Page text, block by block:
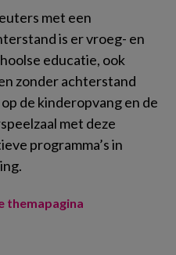
met een
is er vroeg- en
educatie, ook
zonder achterstand
de kinderopvang en de
met deze
programma’s in
themapagina